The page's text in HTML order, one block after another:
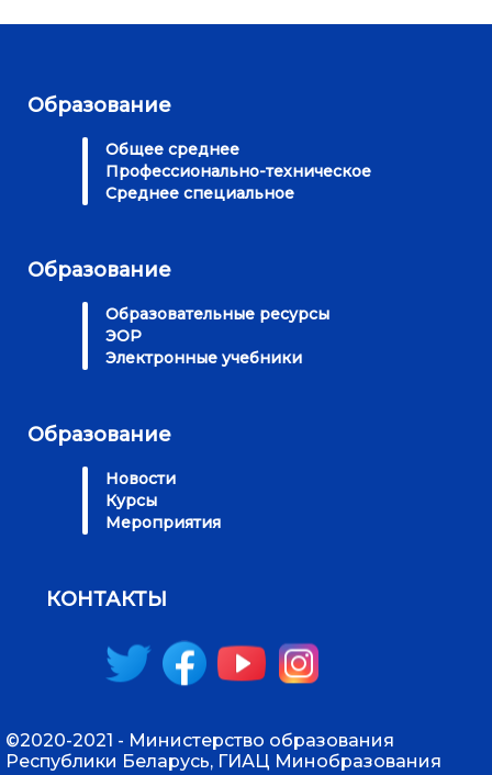
Образование
Общее среднее
Профессионально-техническое
Среднее специальное
Образование
Образовательные ресурсы
ЭОР
Электронные учебники
Образование
Новости
Курсы
Мероприятия
КОНТАКТЫ
©2020-2021 - Министерство образования
Республики Беларусь, ГИАЦ Минобразования